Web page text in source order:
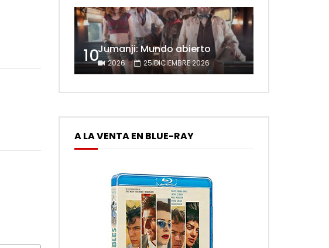
10Jumanji: Mundo abierto
2026 25 DICIEMBRE 2026
A LA VENTA EN BLUE-RAY